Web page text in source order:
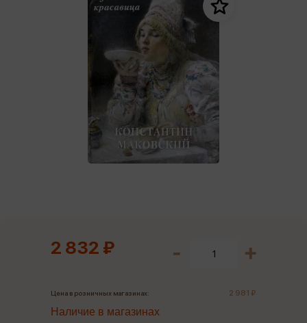
2 832 ₽
Цена в розничных магазинах: 2 981 ₽
Наличие в магазинах